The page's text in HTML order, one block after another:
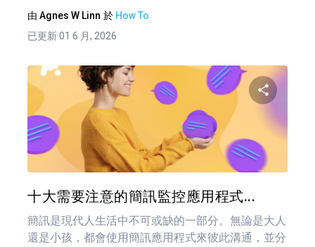
由 Agnes W Linn 於 How To
已更新 01 6 月, 2026
十大需要注意的簡訊監控應用程式...
簡訊是現代人生活中不可或缺的一部分。無論是大人
還是小孩，都會使用簡訊應用程式來彼此溝通，並分
文
導